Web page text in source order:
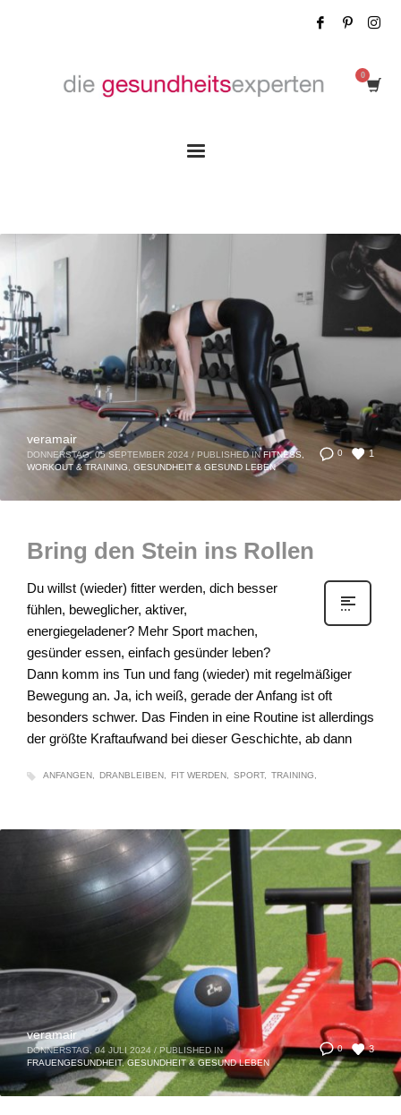
0 1
veramair
DONNERSTAG, 05 SEPTEMBER 2024 / PUBLISHED IN FITNESS,
WORKOUT & TRAINING, GESUNDHEIT & GESUND LEBEN
Bring den Stein ins Rollen
Du willst (wieder) fitter werden, dich besser
fühlen, beweglicher, aktiver,
energiegeladener? Mehr Sport machen,
gesünder essen, einfach gesünder leben?
Dann komm ins Tun und fang (wieder) mit regelmäßiger
Bewegung an. Ja, ich weiß, gerade der Anfang ist oft
besonders schwer. Das Finden in eine Routine ist allerdings
der größte Kraftaufwand bei dieser Geschichte, ab dann
ANFANGEN DRANBLEIBEN FIT WERDEN SPORT TRAINING
0 3
veramair
DONNERSTAG, 04 JULI 2024 / PUBLISHED IN
FRAUENGESUNDHEIT,GESUNDHEIT & GESUND LEBEN